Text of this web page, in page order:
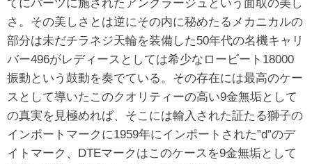
てにパーツに施されたアングラージュという面取の美し
さ。その美しさとは逆にその内に秘めたるメカニカルの
部分は未だチラネジ天輪を装備した50年代の名機キャリ
バー496がレディースとしては希少なロービート18000
振動という鼓動を奏でている。その存在には最高のケー
スとして導いたこのクオリティーの高い9金無垢として
の真実を見極めれば、そこには輸入された証たる獅子の
インポートマークに1959年にインポートされた”d”のデ
イトマーク、DTEマークはこのケースを9金無垢として